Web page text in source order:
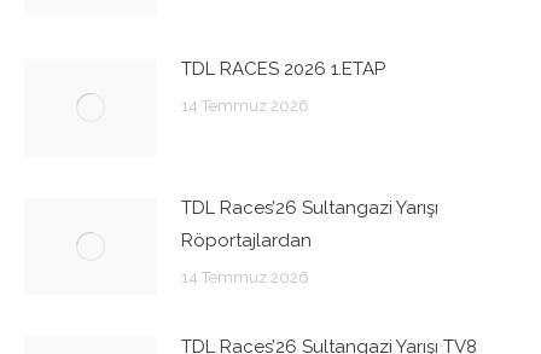
TDL RACES 2026 1.ETAP
14 Temmuz 2026
TDL Races’26 Sultangazi Yarışı
Röportajlardan
14 Temmuz 2026
TDL Races’26 Sultangazi Yarışı TV8